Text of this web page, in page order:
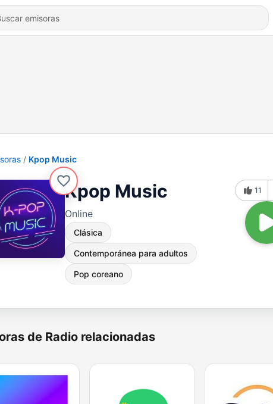
Kpop Music
Kpop Music
Online
Clásica
Contemporánea para adultos
Pop coreano
11
de Radio relacionadas